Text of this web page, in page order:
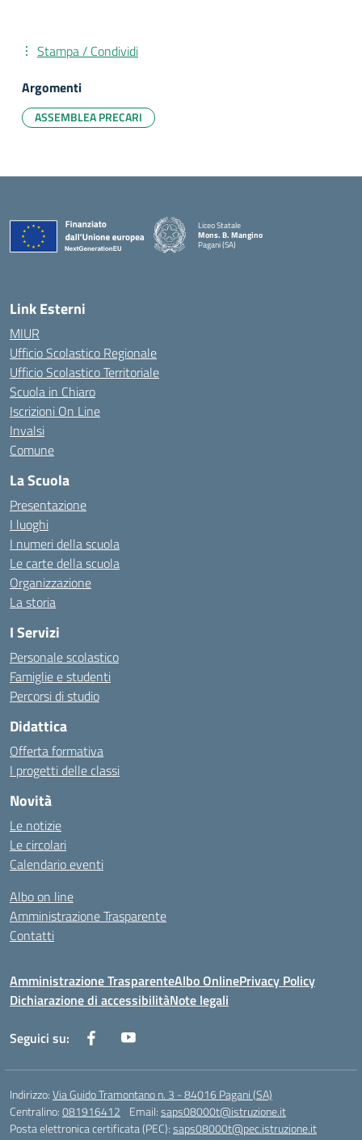
Stampa / Condividi
Argomenti
ASSEMBLEA PRECARI
Liceo Statale
Mons. B. Mangino
Pagani (SA)
— Visita la pagina iniziale della scuola
Link Esterni
MIUR
Ufficio Scolastico Regionale
Ufficio Scolastico Territoriale
Scuola in Chiaro
Iscrizioni On Line
Invalsi
Comune
La Scuola
Presentazione
I luoghi
I numeri della scuola
Le carte della scuola
Organizzazione
La storia
I Servizi
Personale scolastico
Famiglie e studenti
Percorsi di studio
Didattica
Offerta formativa
I progetti delle classi
Novità
Le notizie
Le circolari
Calendario eventi
Albo on line
Amministrazione Trasparente
Contatti
Amministrazione TrasparenteAlbo OnlinePrivacy Policy
Dichiarazione di accessibilitàNote legali
Seguici su:
Indirizzo:Via Guido Tramontano n. 3 - 84016 Pagani (SA)
Centralino:081916412 Email:saps08000t@istruzione.it
Posta elettronica certificata (PEC):saps08000t@pec.istruzione.it